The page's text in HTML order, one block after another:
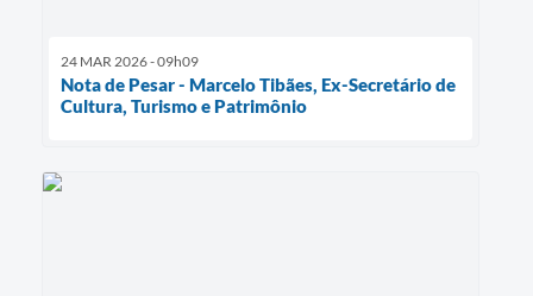
24 MAR 2026 - 09h09
Nota de Pesar - Marcelo Tibães, Ex-Secretário de
Cultura, Turismo e Patrimônio